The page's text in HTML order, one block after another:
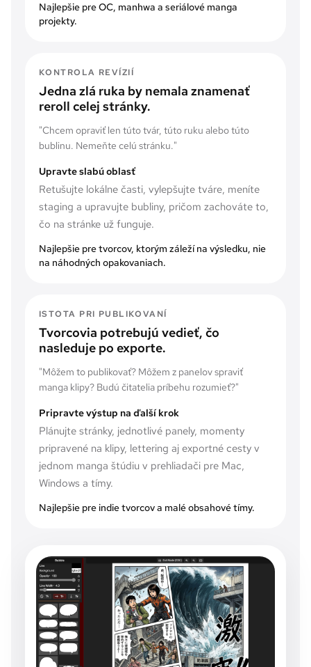
Najlepšie pre OC, manhwa a seriálové manga
projekty.
KONTROLA REVÍZIÍ
Jedna zlá ruka by nemala znamenať
reroll celej stránky.
"Chcem opraviť len túto tvár, túto ruku alebo túto
bublinu. Nemeňte celú stránku."
Upravte slabú oblasť
Retušujte lokálne časti, vylepšujte tváre, meníte
staging a upravujte bubliny, pričom zachováte to,
čo na stránke už funguje.
Najlepšie pre tvorcov, ktorým záleží na výsledku, nie
na náhodných opakovaniach.
ISTOTA PRI PUBLIKOVANÍ
Tvorcovia potrebujú vedieť, čo
nasleduje po exporte.
"Môžem to publikovať? Môžem z panelov spraviť
manga klipy? Budú čitatelia príbehu rozumieť?"
Pripravte výstup na ďalší krok
Plánujte stránky, jednotlivé panely, momenty
pripravené na klipy, lettering aj exportné cesty v
jednom manga štúdiu v prehliadači pre Mac,
Windows a tímy.
Najlepšie pre indie tvorcov a malé obsahové tímy.